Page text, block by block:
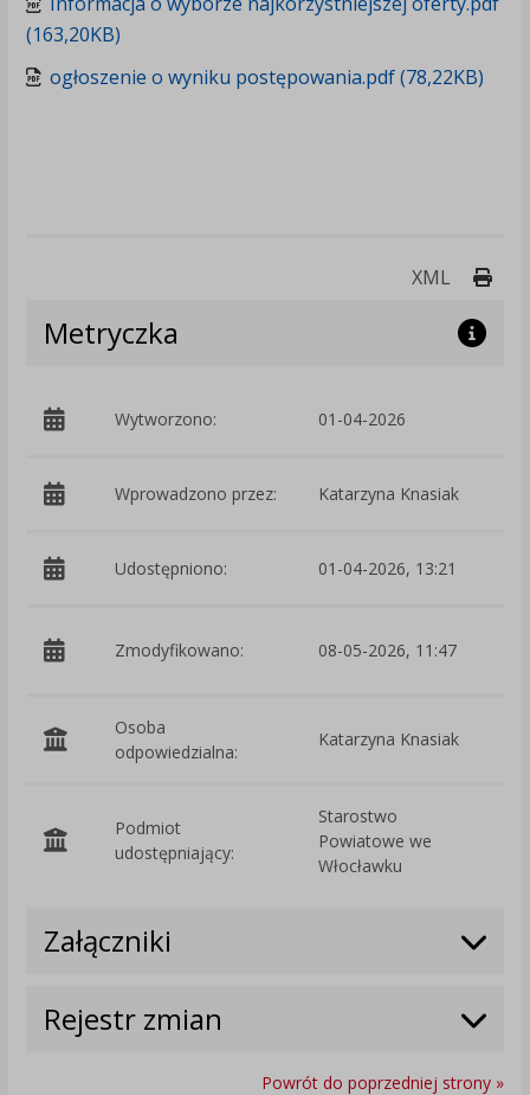
(163,20KB)
ogłoszenie o wyniku postępowania.pdf (78,22KB)
XML
Metryczka
Wytworzono: 01-04-2026
Wprowadzono przez: Katarzyna Knasiak
Udostępniono: 01-04-2026, 13:21
Zmodyfikowano: 08-05-2026, 11:47
Osoba
odpowiedzialna:
Katarzyna Knasiak
Podmiot
udostępniający:
Starostwo
Powiatowe we
Włocławku
Załączniki
Rejestr zmian
Powrót do poprzedniej strony »